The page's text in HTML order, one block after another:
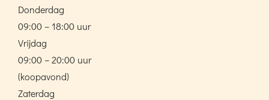
Donderdag
09:00 – 18:00 uur
Vrijdag
09:00 – 20:00 uur
(koopavond)
Zaterdag